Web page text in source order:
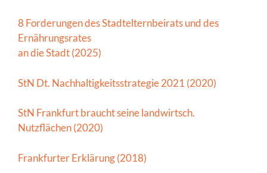
8 Forderungen des Stadtelternbeirats und des
Ernährungsrates
an die Stadt (2025)
StN Dt. Nachhaltigkeitsstrategie 2021 (2020)
StN Frankfurt braucht seine landwirtsch.
Nutzflächen (2020)
Frankfurter Erklärung (2018)